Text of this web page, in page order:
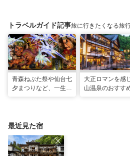
トラベルガイド記事旅に行きたくなる旅
青森ねぶた祭や仙台七
夕まつりなど、一生に
大正ロマンを感
山温泉のおすす
最近見た宿